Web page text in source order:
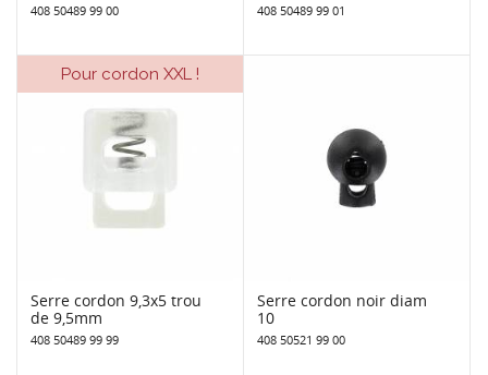
408 50489 99 00 408 50489 99 01
Pour cordon XXL !
Serre cordon 9,3x5 trou
de 9,5mm
408 50489 99 99
Serre cordon noir diam
10
408 50521 99 00